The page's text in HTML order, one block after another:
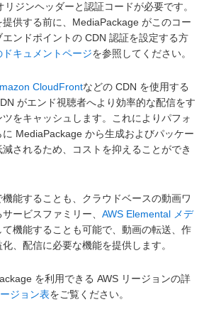
ジンヘッダーと認証コードが必要です。
供する前に、MediaPackage がこのコー
エンドポイントの CDN 認証を設定する方
ドキュメントページを参照してください。
CloudFrontなどの CDN を使用する
がエンド視聴者へより効率的な配信をす
をキャッシュします。これによりパフォ
MediaPackage から生成およびパッケー
されるため、コストを抑えることができ
能することも、クラウドベースの動画ワ
ービスファミリー、 AWS Elemental メデ
て機能することも可能で、動画の転送、作
、配信に必要な機能を提供します。
を利用できる AWS リージョンの詳
ジョン表をご覧ください。